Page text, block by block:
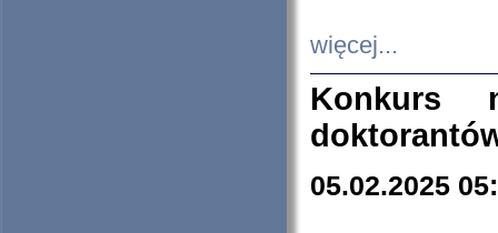
więcej...
Konkurs
05.02.2025